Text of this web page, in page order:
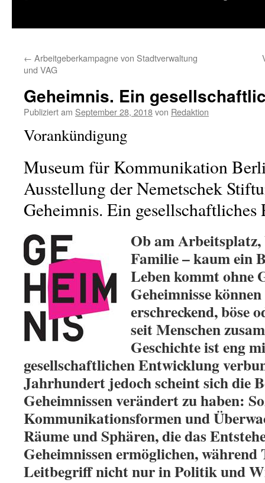
← Arbeitgeberkampagne von Stadtverwaltung
und VAG
Geheimnis. Ein
Publiziert am September 28, 2018von Redaktion
Vorankündigung
Museum für Kommunikation
Ausstellung der Nemetschek
Geheimnis. Ein gesellschaftliches
Ob am
Familie – kaum ein
Leben kommt ohne
Geheimnisse
erschreckend, böse
seit Menschen
Geschichte ist eng
gesellschaftlichen Entwicklung
Jahrhundert jedoch scheint sich die
Geheimnissen verändert zu haben:
Kommunikationsformen und
Räume und Sphären, die das
Geheimnissen ermöglichen,
Leitbegriff nicht nur in Politik und